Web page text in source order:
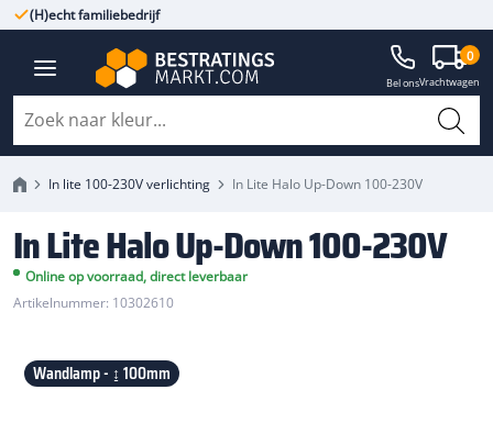
(H)echt familiebedrijf
Bel onsVrachtwagen
0
In lite 100-230V verlichting In Lite Halo Up-Down 100-230V
In Lite Halo Up-Down 100-230V
Online op voorraad, direct leverbaar
Artikelnummer: 10302610
Wandlamp - ↨ 100mm
In Lite Halo Up-Down 100-230V